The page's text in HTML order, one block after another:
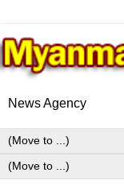
News Agency